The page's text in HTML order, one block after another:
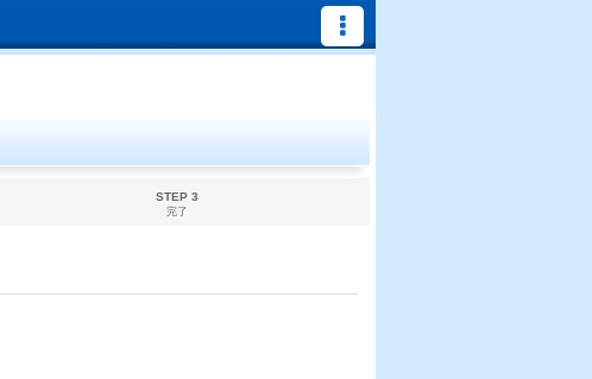
STEP 3
完了